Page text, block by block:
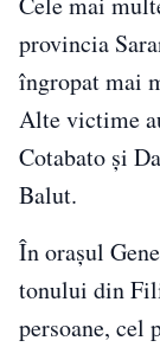
provincia
îngropat mai
Alte victime
Cotabato și
Balut.
În orașul
tonului din
persoane, cel